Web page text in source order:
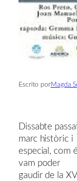
Escrito porMagda
Dissabte
marc històric i
especial, com
vam poder
gaudir de la